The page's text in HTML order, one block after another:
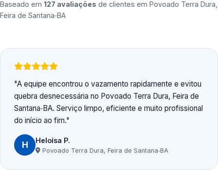
Baseado em 127 avaliações de clientes em Povoado Terra Dura,
Feira de Santana‑BA
A equipe encontrou o vazamento rapidamente e evitou
quebra desnecessária no Povoado Terra Dura, Feira de
Santana‑BA. Serviço limpo, eficiente e muito profissional
do início ao fim.
H Heloísa P.
Povoado Terra Dura, Feira de Santana‑BA